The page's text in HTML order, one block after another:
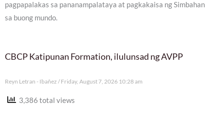
pagpapalakas sa pananampalataya at pagkakaisa ng Simbahan
sa buong mundo.
CBCP Katipunan Formation, ilulunsad ng AVPP
Reyn Letran - Ibañez Friday, August 7, 2026 10:28 am
3,386 total views